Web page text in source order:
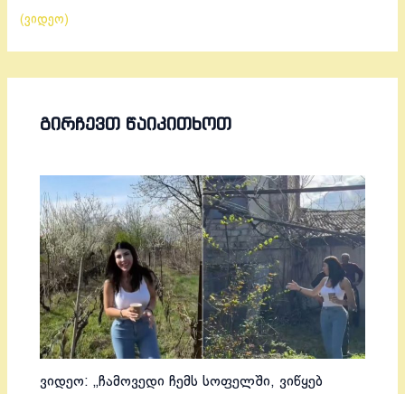
(ვიდეო)
ᲒᲘᲠᲩᲔᲕᲗ ᲬᲐᲘᲙᲘᲗᲮᲝᲗ
ვიდეო: „ჩამოვედი ჩემს სოფელში, ვიწყებ